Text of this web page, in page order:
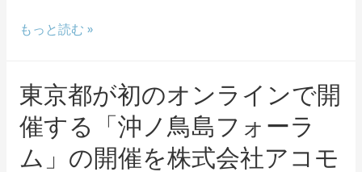
もっと読む »
東京都が初のオンラインで開
催する「沖ノ鳥島フォーラ
ム」の開催を株式会社アコモ